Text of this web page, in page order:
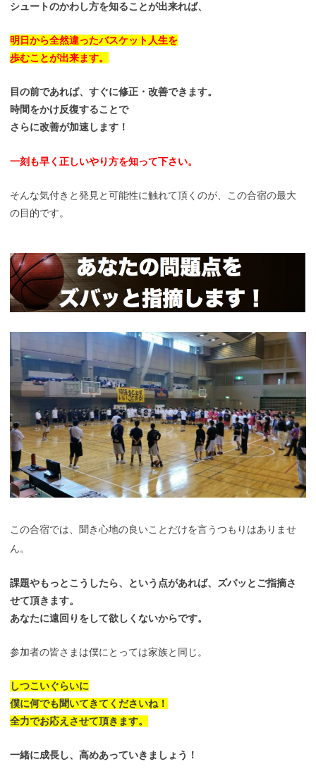
シュートのかわし方を知ることが出来れば、
明日から全然違ったバスケット人生を
歩むことが出来ます。
目の前であれば、すぐに修正・改善できます。
時間をかけ反復することで
さらに改善が加速します！
一刻も早く正しいやり方を知って下さい。
そんな気付きと発見と可能性に触れて頂くのが、この合宿の最大
の目的です。
この合宿では、聞き心地の良いことだけを言うつもりはありませ
ん。
課題やもっとこうしたら、という点があれば、
ズバッとご指摘さ
せて頂きます。
あなたに遠回りをして欲しくないからです。
参加者の皆さまは僕にとっては家族と同じ。
しつこいぐらいに
僕に何でも聞いてきてくださいね！
全力でお応えさせて頂きます。
一緒に成長し、高めあっていきましょう！